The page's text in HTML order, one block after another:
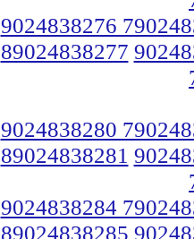
9024838276
89024838277
9024838280
89024838281
9024838284
89024838285